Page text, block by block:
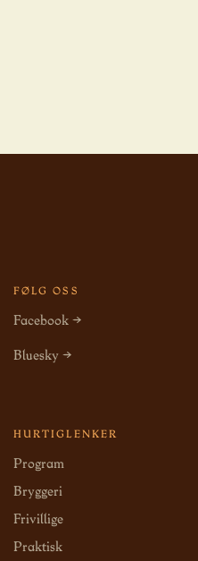
FØLG OSS
Facebook →
Bluesky →
HURTIGLENKER
Program
Bryggeri
Frivillige
Praktisk